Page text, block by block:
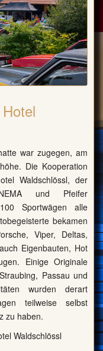
war zugegen, am
Die Kooperation
Waldschlössl, der
und Pfeifer
Sportwägen alle
bekamen
Viper, Deltas,
Eigenbauten, Hot
Einige Originale
Passau und
wurden derart
teilweise selbst
zu haben.
Waldschlössl